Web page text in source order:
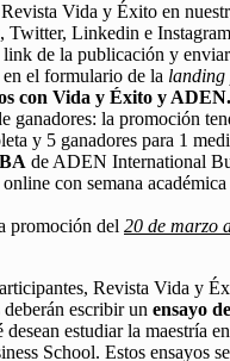
Vida y Éxito en
Twitter, Linkedin e
link de la publicación y
el formulario de la landing
con Vida y Éxito y ADEN.
ganadores: la promoción
y 5 ganadores para 1
de ADEN International
con semana
promoción del 20 de marzo
Revista Vida y
escribir un ensayo
desean estudiar la maestría
School. Estos ensayos